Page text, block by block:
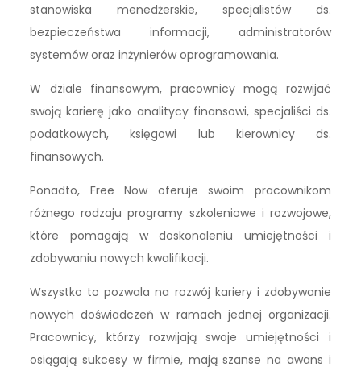
stanowiska menedżerskie, specjalistów ds.
bezpieczeństwa informacji, administratorów
systemów oraz inżynierów oprogramowania.
W dziale finansowym, pracownicy mogą rozwijać
swoją karierę jako analitycy finansowi, specjaliści ds.
podatkowych, księgowi lub kierownicy ds.
finansowych.
Ponadto, Free Now oferuje swoim pracownikom
różnego rodzaju programy szkoleniowe i rozwojowe,
które pomagają w doskonaleniu umiejętności i
zdobywaniu nowych kwalifikacji.
Wszystko to pozwala na rozwój kariery i zdobywanie
nowych doświadczeń w ramach jednej organizacji.
Pracownicy, którzy rozwijają swoje umiejętności i
osiągają sukcesy w firmie, mają szanse na awans i